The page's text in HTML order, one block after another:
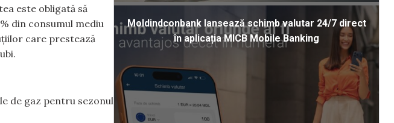
este obligată să
din consumul mediu
care prestează
de gaz pentru sezonul
Moldindconbank lansează schimb valutar 24/7 direct
în aplicația MICB Mobile Banking